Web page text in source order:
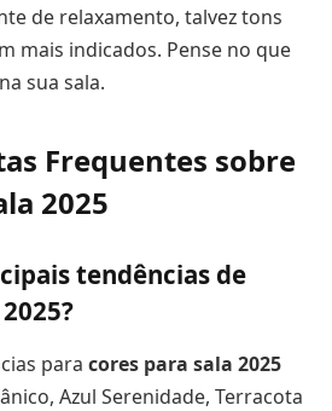
de relaxamento, talvez tons
mais indicados. Pense no que
sua sala.
Frequentes sobre
2025
tendências de
?
para cores para sala 2025
Azul Serenidade, Terracota